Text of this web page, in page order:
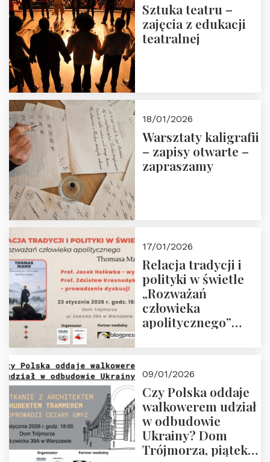
Sztuka teatru –
zajęcia z edukacji
teatralnej
18/01/2026
Warsztaty kaligrafii
– zapisy otwarte –
zapraszamy
17/01/2026
Relacja tradycji i
polityki w świetle
„Rozważań
człowieka
apolitycznego”
godz. 18:00.
Zapraszamy!
09/01/2026
Czy Polska oddaje
walkowerem udział
w odbudowie
Ukrainy? Dom
Trójmorza, piątek